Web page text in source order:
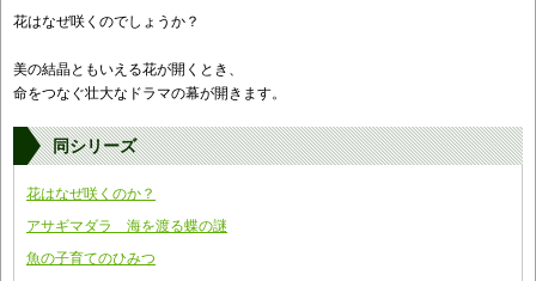
花はなぜ咲くのでしょうか？
美の結晶ともいえる花が開くとき、
命をつなぐ壮大なドラマの幕が開きます。
同シリーズ
花はなぜ咲くのか？
アサギマダラ 海を渡る蝶の謎
魚の子育てのひみつ